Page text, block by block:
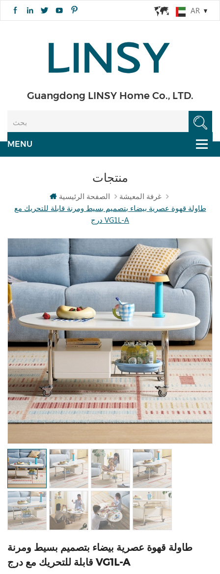
AR
Guangdong LINSY Home Co., LTD.
منتجات
الصفحة الرئيسية
غرفة المعيشة
طاولة قهوة عصرية بيضاء بتصميم بسيط ومرنة قابلة للتحريك مع
درج VG1L-A
طاولة قهوة عصرية بيضاء بتصميم بسيط ومرنة
قابلة للتحريك مع درج VG1L-A